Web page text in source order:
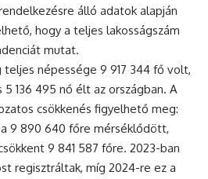
álló adatok alapján
hogy a teljes lakosságszám
mutat.
teljes népessége 9 917 344 fő volt,
136 495 nő élt az országban. A
csökkenés figyelhető meg:
9 890 640 főre mérséklődött,
9 841 587 főre. 2023-ban
regisztráltak, míg 2024-re ez a